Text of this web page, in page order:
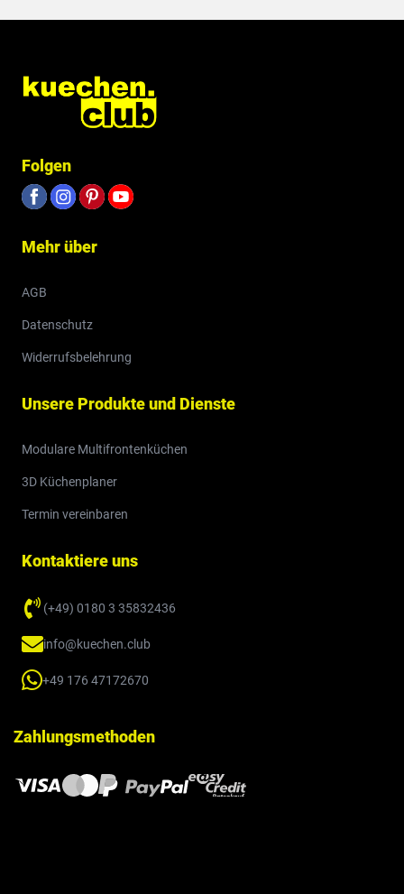
Mehr über
AGB
Datenschutz
Widerrufsbelehrung
Unsere Produkte und Dienste
Modulare Multifrontenküchen
3D Küchenplaner
Termin vereinbaren
Kontaktiere uns
(+49) 0180 3 35832436
info@kuechen.club
+49 176 47172670
Zahlungsmethoden
Folgen